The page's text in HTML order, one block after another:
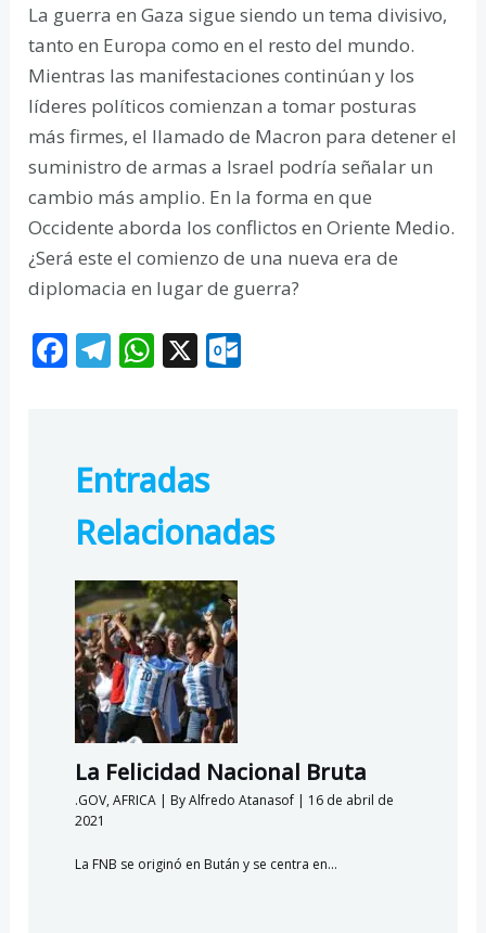
La guerra en Gaza sigue siendo un tema divisivo,
tanto en Europa como en el resto del mundo.
Mientras las manifestaciones continúan y los
líderes políticos comienzan a tomar posturas
más firmes, el llamado de Macron para detener el
suministro de armas a Israel podría señalar un
cambio más amplio. En la forma en que
Occidente aborda los conflictos en Oriente Medio.
¿Será este el comienzo de una nueva era de
diplomacia en lugar de guerra?
F
b
o
o
k
T
a
m
W
s
A
p
p
X
c
o
Entradas
Relacionadas
La Felicidad Nacional Bruta
.GOV,AFRICA| ByAlfredo Atanasof | 16 de abril de
2021
La FNB se originó en Bután y se centra en…